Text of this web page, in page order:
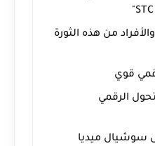
من هذه الثورة
قوي
الرقمي
سوشيال ميديا